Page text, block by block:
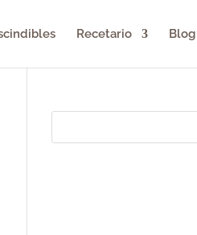
Recetario Blog